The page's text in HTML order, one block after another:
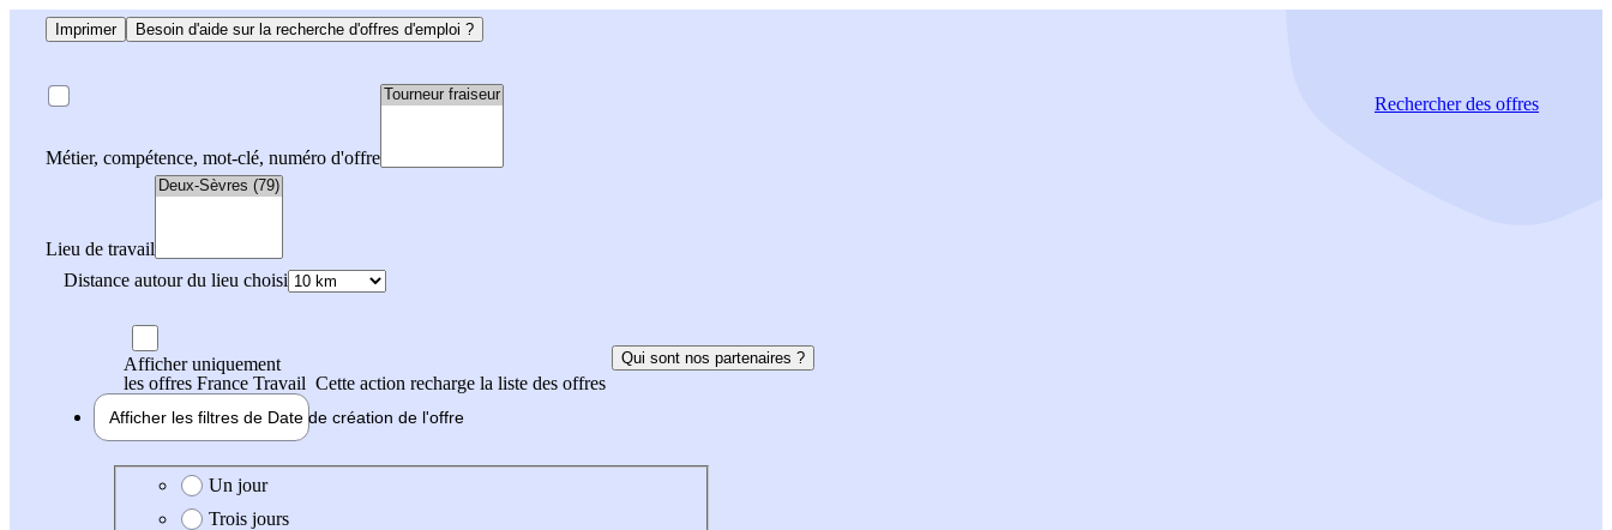
Imprimer Besoin d'aide sur la recherche d'offres d'emploi ?
Métier, compétence, mot-clé, numéro d'offre
Lieu de travail
Distance autour du lieu choisi
Rechercherdes offres
Afficher uniquement
les offres France Travail Cette action recharge la liste des offres
Qui sont nos partenaires ?
Afficher les filtres de Date de création de l'offre
Date de création de l'offre
Un jour
Trois jours